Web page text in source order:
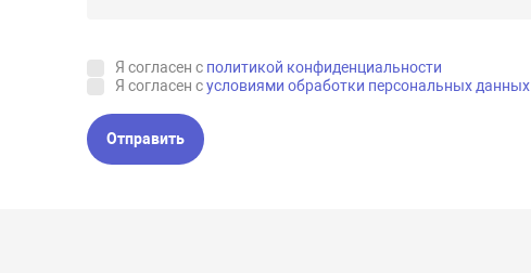
Я согласен с политикой конфиденциальности
Я согласен сусловиями обработки персональных данных
Отправить